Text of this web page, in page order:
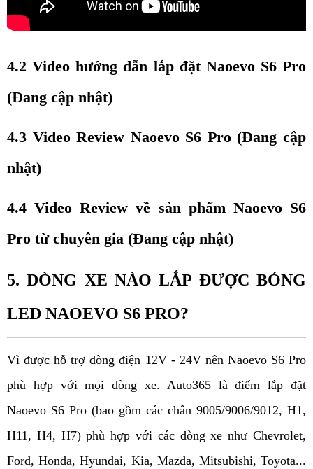
4.2 Video hướng dẫn lắp đặt Naoevo S6 Pro
(Đang cập nhật)
4.3 Video Review Naoevo S6 Pro (Đang cập
nhật)
4.4 Video Review về sản phẩm Naoevo S6
Pro từ chuyên gia (Đang cập nhật)
5. DÒNG XE NÀO LẮP ĐƯỢC BÓNG
LED NAOEVO S6 PRO?
Vì được hỗ trợ dòng điện 12V - 24V nên Naoevo S6 Pro
phù hợp với mọi dòng xe. Auto365 là điểm lắp đặt
Naoevo S6 Pro (bao gồm các chân 9005/9006/9012, H1,
H11, H4, H7) phù hợp với các dòng xe như Chevrolet,
Ford, Honda, Hyundai, Kia, Mazda, Mitsubishi, Toyota...